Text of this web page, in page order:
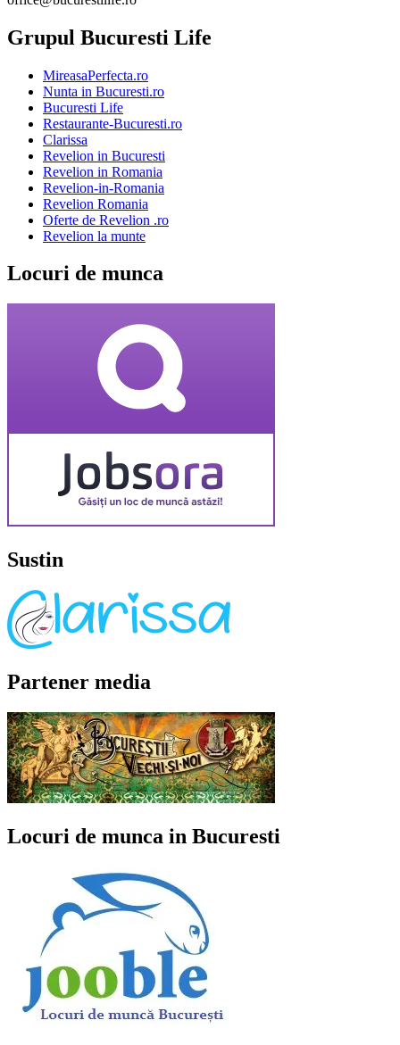
Grupul Bucuresti Life
MireasaPerfecta.ro
Nunta in Bucuresti.ro
Bucuresti Life
Restaurante-Bucuresti.ro
Clarissa
Revelion in Bucuresti
Revelion in Romania
Revelion-in-Romania
Revelion Romania
Oferte de Revelion .ro
Revelion la munte
Locuri de munca
Sustin
Partener media
Locuri de munca in Bucuresti